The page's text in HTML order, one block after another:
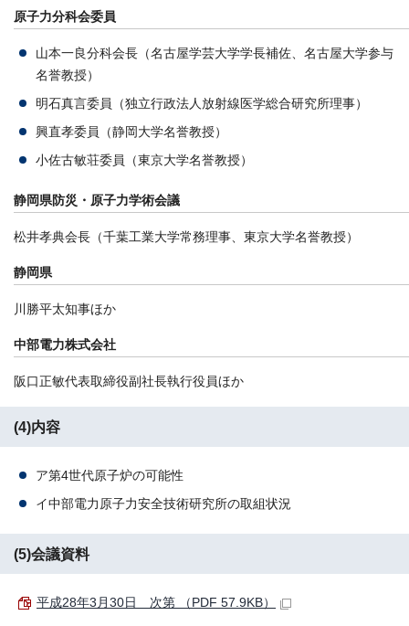
原子力分科会委員
山本一良分科会長（名古屋学芸大学学長補佐、名古屋大学参与
名誉教授）
明石真言委員（独立行政法人放射線医学総合研究所理事）
興直孝委員（静岡大学名誉教授）
小佐古敏荘委員（東京大学名誉教授）
静岡県防災・原子力学術会議
松井孝典会長（千葉工業大学常務理事、東京大学名誉教授）
静岡県
川勝平太知事ほか
中部電力株式会社
阪口正敏代表取締役副社長執行役員ほか
(4)内容
ア第4世代原子炉の可能性
イ中部電力原子力安全技術研究所の取組状況
(5)会議資料
平成28年3月30日 次第 （PDF 57.9KB）